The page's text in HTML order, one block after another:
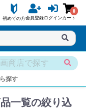
初めての方会員登録ログイン
0
カート
探す
タイトル一覧 白泉
一覧の絞り込